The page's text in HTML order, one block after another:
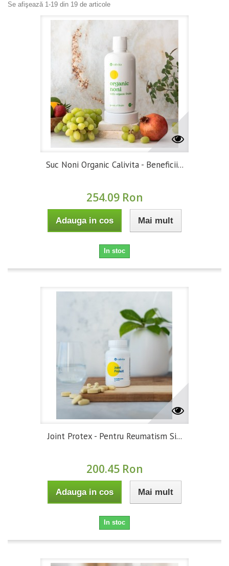
Se afişează 1-19 din 19 de articole
Suc Noni Organic Calivita - Beneficii...
254.09 Ron
Adauga in cos Mai mult
In stoc
Joint Protex - Pentru Reumatism Si...
200.45 Ron
Adauga in cos Mai mult
In stoc